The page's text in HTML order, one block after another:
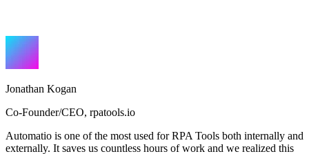
Jonathan Kogan
Co-Founder/CEO, rpatools.io
Automatio is one of the most used for RPA Tools both internally and
externally. It saves us countless hours of work and we realized this